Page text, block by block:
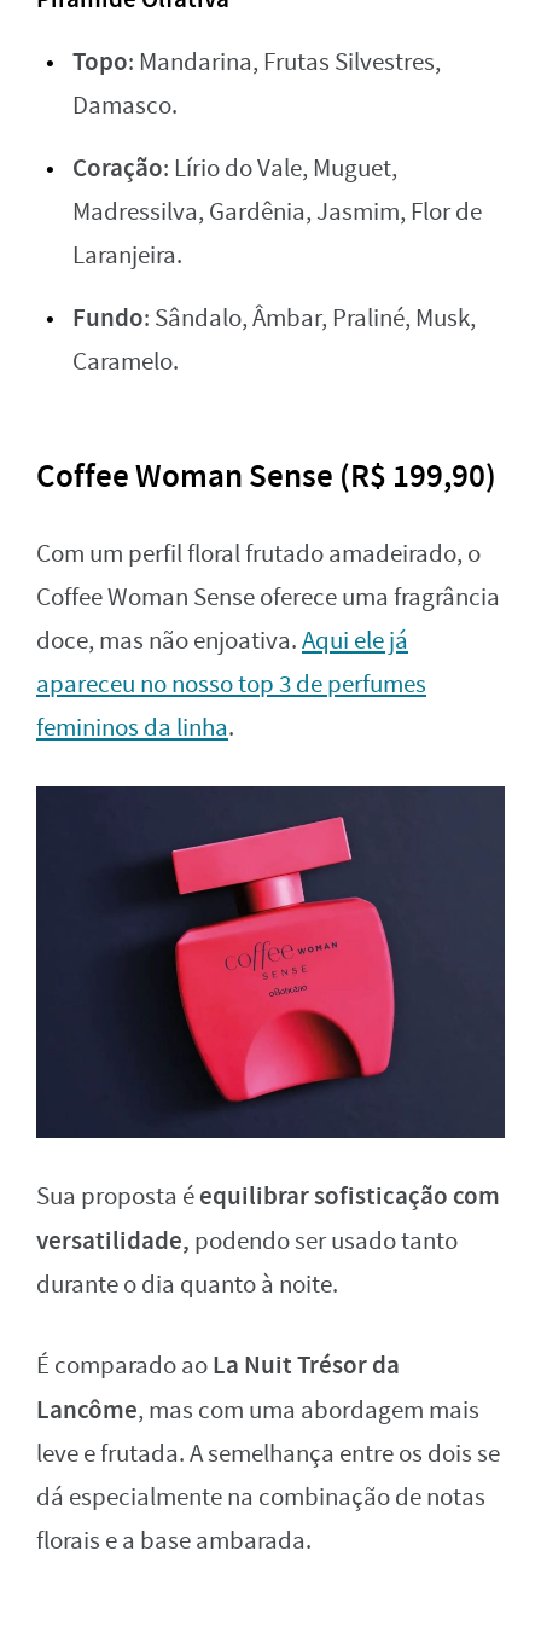
Topo: Mandarina, Frutas Silvestres,
Damasco.
Coração: Lírio do Vale, Muguet,
Madressilva, Gardênia, Jasmim, Flor de
Laranjeira.
Fundo: Sândalo, Âmbar, Praliné, Musk,
Caramelo.
Coffee Woman Sense (R$ 199,90)
Com um perfil floral frutado amadeirado, o
Coffee Woman Sense oferece uma fragrância
doce, mas não enjoativa.Aqui ele já
apareceu no nosso top 3 de perfumes
femininos da linha.
Sua proposta éequilibrar sofisticação com
versatilidade, podendo ser usado tanto
durante o dia quanto à noite.
É comparado aoLa Nuit Trésor da
Lancôme, mas com uma abordagem mais
leve e frutada. A semelhança entre os dois se
dá especialmente na combinação de notas
florais e a base ambarada.